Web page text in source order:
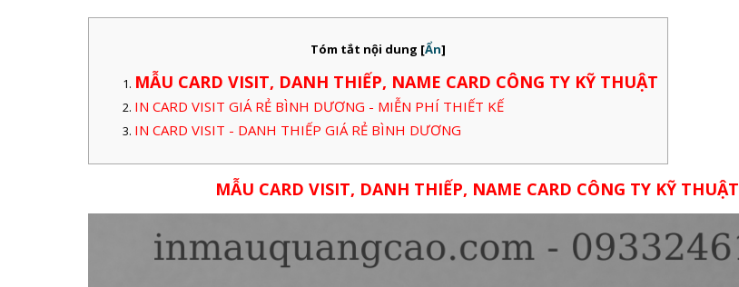
Tóm tắt nội dung [Ẩn]
MẪU CARD VISIT, DANH THIẾP, NAME CARD CÔNG TY KỸ THUẬT
IN CARD VISIT GIÁ RẺ BÌNH DƯƠNG - MIỄN PHÍ THIẾT KẾ
IN CARD VISIT - DANH THIẾP GIÁ RẺ BÌNH DƯƠNG
MẪU CARD VISIT, DANH THIẾP, NAME CARD CÔNG TY KỸ THUẬT